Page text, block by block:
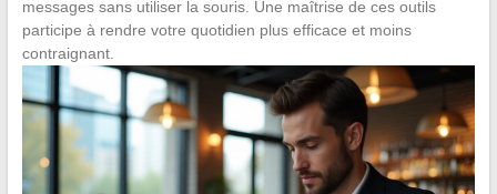
messages sans utiliser la souris. Une maîtrise de ces outils
participe à rendre votre quotidien plus efficace et moins
contraignant.